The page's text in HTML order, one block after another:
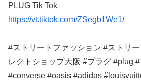
PLUG Tik Tok
https://vt.tiktok.com/ZSegb1We1/
#ストリートファッション #ストリ
レクトショップ大阪 #プラグ #plug
#converse #oasis #adidas